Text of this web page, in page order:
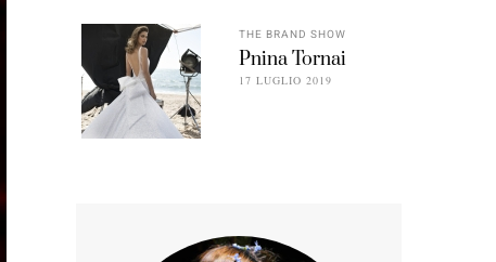
THE BRAND SHOW
Pnina Tornai
17 LUGLIO 2019